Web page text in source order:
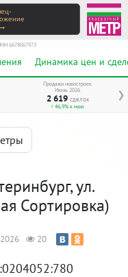
6678067973
Динамика цен и
❯
Продажи новостроек
Июнь 2026
2 619 сделок
↑ 46,9% к маю
ул.
Сортировка)
20